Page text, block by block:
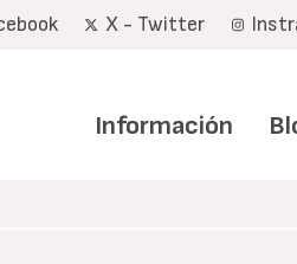
X - Twitter
Información